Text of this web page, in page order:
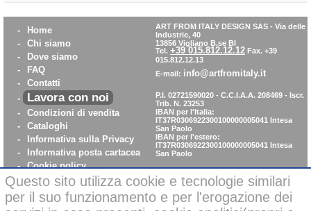
-
Home
-
Chi siamo
-
Dove siamo
-
FAQ
-
Contatti
-
Lavora con noi
-
Condizioni di vendita
-
Cataloghi
-
Informativa sulla Privacy
-
Informativa posta cartacea
- Cookie policy
- WhistleBlowing
Parità di Genere
ART FROM ITALY DESIGN SAS - Via delle
Industrie, 40
13856 Vigliano B.se BI
Tel. +39 015.812.12.12 Fax. +39
015.812.12.13
E-mail: info@artfromitaly.it
P.I. 02721590020 - C.C.I.A.A. 208469 - Iscr.
Trib. N. 23253
IBAN per l'Italia:
IT37R0306922300100000005041 Intesa
San Paolo
IBAN per l'estero:
IT37R0306922300100000005041 Intesa
San Paolo
Questo sito utilizza cookie e tecnologie similari
per il suo funzionamento e per l'erogazione dei